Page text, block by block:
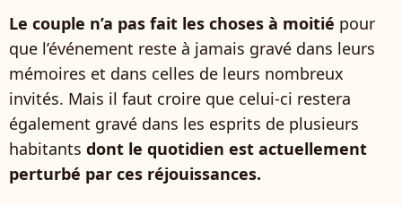
Le couple n’a pas fait les choses à moitié pour
que l’événement reste à jamais gravé dans leurs
mémoires et dans celles de leurs nombreux
invités. Mais il faut croire que celui-ci restera
également gravé dans les esprits de plusieurs
habitants dont le quotidien est actuellement
perturbé par ces réjouissances.